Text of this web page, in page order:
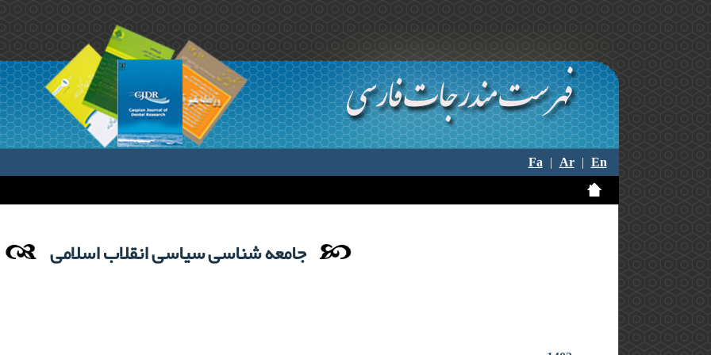
Fa|Ar|En
جامعه شناسی سیاسی انقلاب اسلامی